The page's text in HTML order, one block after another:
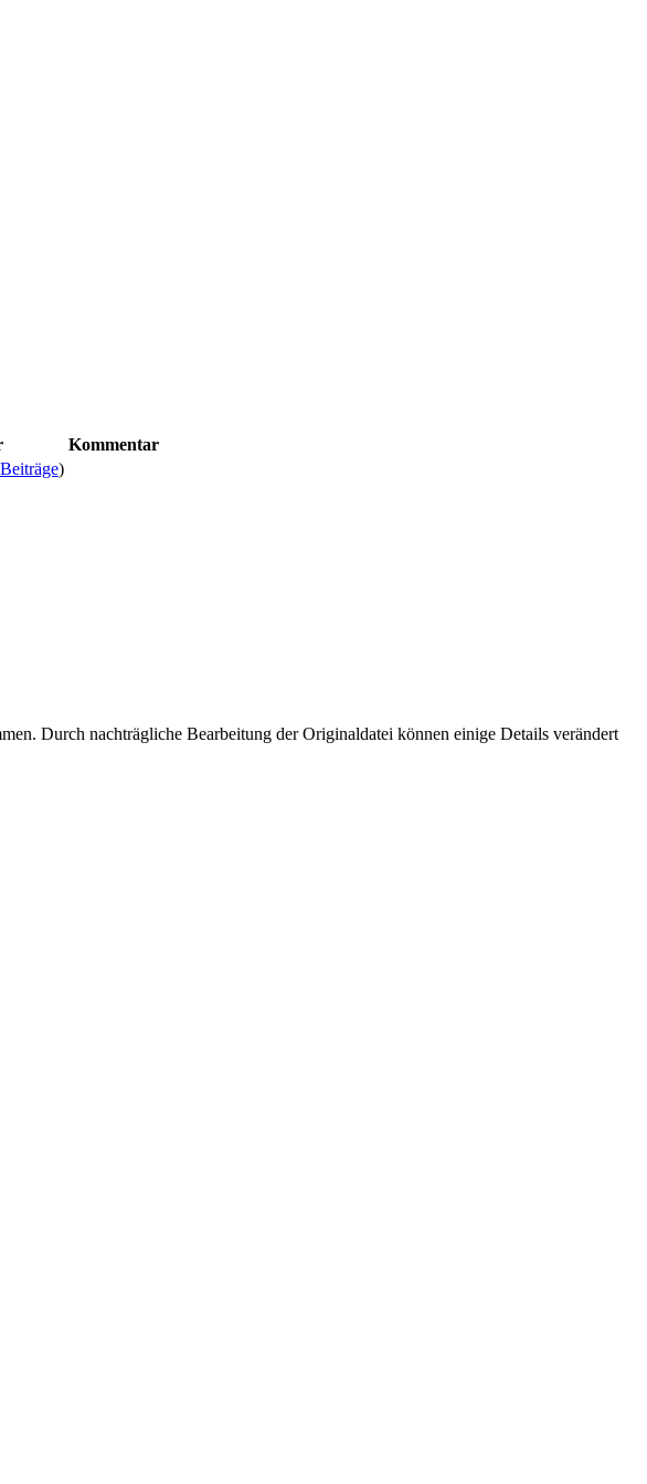
Kommentar
Beiträge)
Durch nachträgliche Bearbeitung der Originaldatei können einige Details verändert